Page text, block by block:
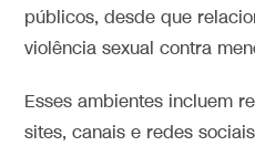
públicos, desde que
violência sexual contra
Esses ambientes incluem
sites, canais e redes